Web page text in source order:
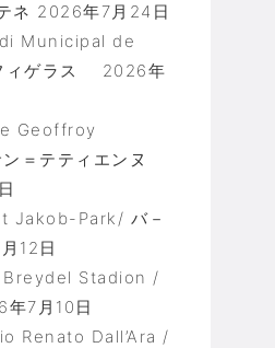
ネ 2026年7月24日
Municipal de
ィゲラス
2026年
Geoffroy
＝テティエンヌ
Jakob-Park/ バ－
12日
Breydel Stadion /
年7月10日
Renato Dall’Ara /